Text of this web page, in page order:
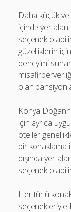
Daha küçük
içinde yer
seçenek
güzelliklerin
deneyimi
olan
Konya
için ayrıca
oteller
bir konaklama
dışında yer
seçenek
Her türlü
seçenekleriyle